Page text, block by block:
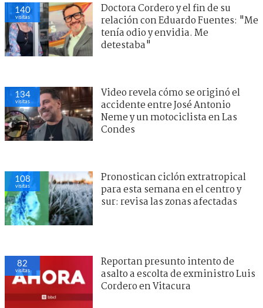
140
visitas
Doctora Cordero y el fin de su
relación con Eduardo Fuentes: "Me
tenía odio y envidia. Me
detestaba"
134
visitas
Video revela cómo se originó el
accidente entre José Antonio
Neme y un motociclista en Las
Condes
108
visitas
Pronostican ciclón extratropical
para esta semana en el centro y
sur: revisa las zonas afectadas
82
visitas
Reportan presunto intento de
asalto a escolta de exministro Luis
Cordero en Vitacura